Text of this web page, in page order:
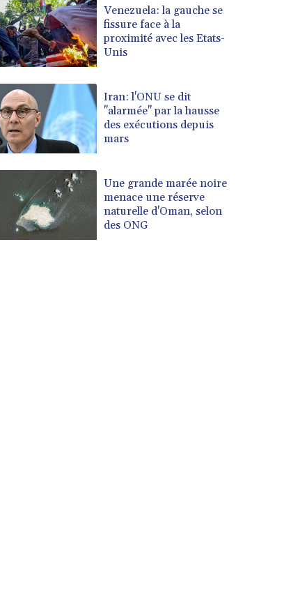
Venezuela: la gauche se
fissure face à la
proximité avec les Etats-
Unis
Iran: l'ONU se dit
"alarmée" par la hausse
des exécutions depuis
mars
Une grande marée noire
menace une réserve
naturelle d'Oman, selon
des ONG